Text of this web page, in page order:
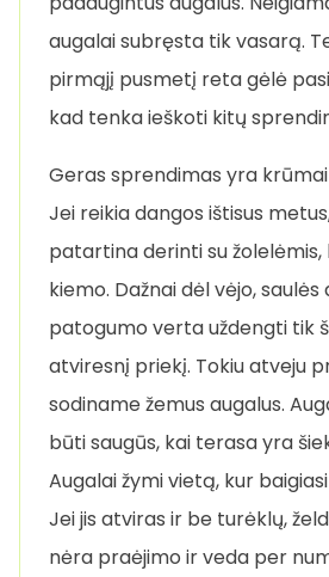
augalai subręsta tik vasarą.
pirmąjį pusmetį reta gėlė
kad tenka ieškoti kitų
Geras sprendimas yra krūmai
Jei reikia dangos ištisus
patartina derinti su
kiemo. Dažnai dėl vėjo,
patogumo verta uždengti tik
atviresnį priekį. Tokiu atveju
sodiname žemus augalus.
būti saugūs, kai terasa yra
Augalai žymi vietą, kur
Jei jis atviras ir be turėklų,
nėra praėjimo ir veda per